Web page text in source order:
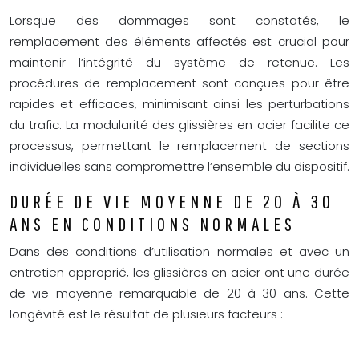
Lorsque des dommages sont constatés, le
remplacement des éléments affectés est crucial pour
maintenir l’intégrité du système de retenue. Les
procédures de remplacement sont conçues pour être
rapides et efficaces, minimisant ainsi les perturbations
du trafic. La modularité des glissières en acier facilite ce
processus, permettant le remplacement de sections
individuelles sans compromettre l’ensemble du dispositif.
DURÉE DE VIE MOYENNE DE 20 À 30
ANS EN CONDITIONS NORMALES
Dans des conditions d’utilisation normales et avec un
entretien approprié, les glissières en acier ont une durée
de vie moyenne remarquable de 20 à 30 ans. Cette
longévité est le résultat de plusieurs facteurs :